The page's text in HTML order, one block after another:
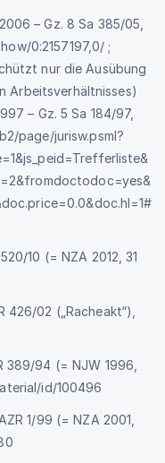
– Gz. 8 Sa 385/05,
0:2157197,0/ ;
nur die Ausübung
Arbeitsverhältnisses)
– Gz. 5 Sa 184/97,
page/jurisw.psml?
10 (= NZA 2012, 31
426/02 („Racheakt“),
389/94 (= NJW 1996,
id/100496
1/99 (= NZA 2001,